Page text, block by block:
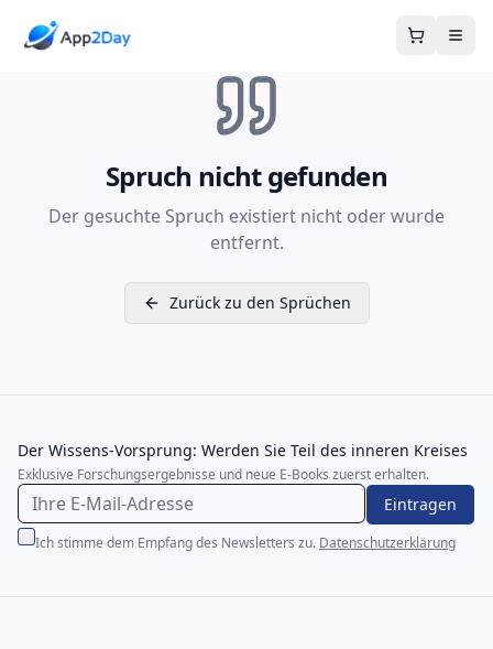
Spruch nicht gefunden
Der gesuchte Spruch existiert nicht oder wurde
entfernt.
Zurück zu den Sprüchen
Der Wissens-Vorsprung: Werden Sie Teil des inneren Kreises
Exklusive Forschungsergebnisse und neue E-Books zuerst erhalten.
Eintragen
Ich stimme dem Empfang des Newsletters zu. Datenschutzerklärung